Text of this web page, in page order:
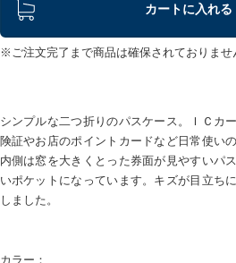
カートに入れる
※ご注文完了まで商品は確保されておりませ
シンプルな二つ折りのパスケース。ＩＣカ
険証やお店のポイントカードなど日常使い
内側は窓を大きくとった券面が見やすいパ
いポケットになっています。キズが目立ち
しました。
カラー：